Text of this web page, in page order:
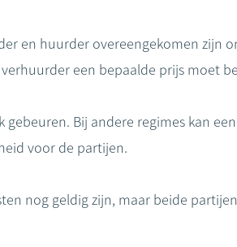
en huurder overeengekomen zijn
een bepaalde prijs moet
Bij andere regimes kan
voor de partijen.
nog geldig zijn, maar beide